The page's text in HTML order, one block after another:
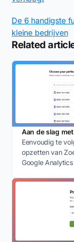
De 6 handigste
kleine bedrijven
Related
Aan de slag
Eenvoudig te
opzetten van
Google